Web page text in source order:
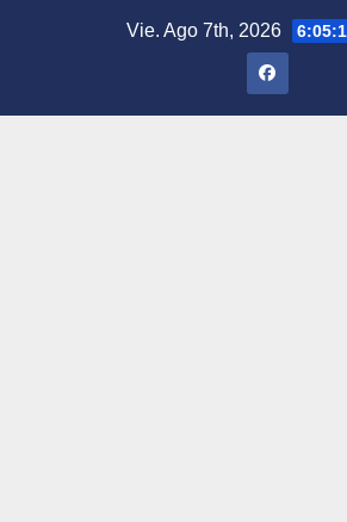
Vie. Ago 7th, 2026